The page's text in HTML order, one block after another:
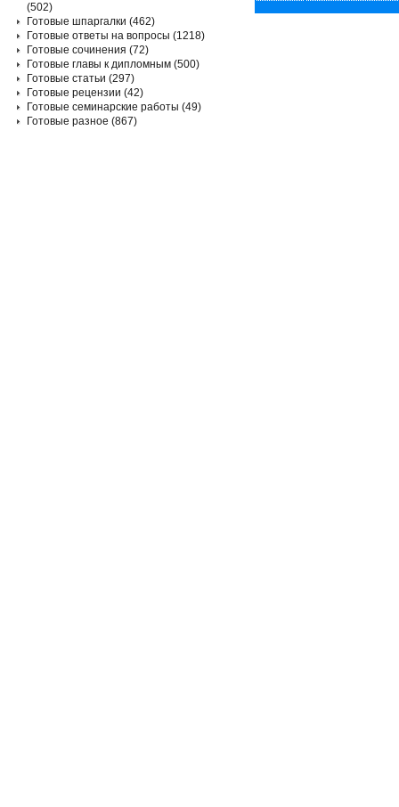
(502)
Готовые шпаргалки (462)
Готовые ответы на вопросы (1218)
Готовые сочинения (72)
Готовые главы к дипломным (500)
Готовые статьи (297)
Готовые рецензии (42)
Готовые семинарские работы (49)
Готовые разное (867)